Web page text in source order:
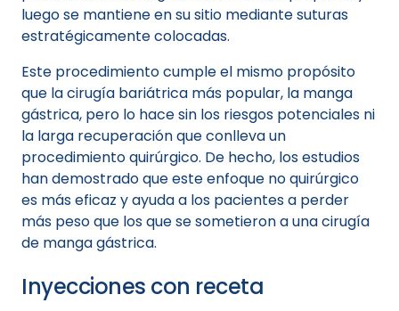
luego se mantiene en su sitio mediante suturas
estratégicamente colocadas.
Este procedimiento cumple el mismo propósito
que la cirugía bariátrica más popular, la manga
gástrica, pero lo hace sin los riesgos potenciales ni
la larga recuperación que conlleva un
procedimiento quirúrgico. De hecho, los estudios
han demostrado que este enfoque no quirúrgico
es más eficaz y ayuda a los pacientes a perder
más peso que los que se sometieron a una cirugía
de manga gástrica.
Inyecciones con receta